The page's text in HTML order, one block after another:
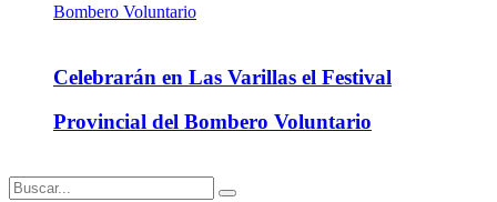
Celebrarán en Las Varillas el Festival
Provincial del Bombero Voluntario